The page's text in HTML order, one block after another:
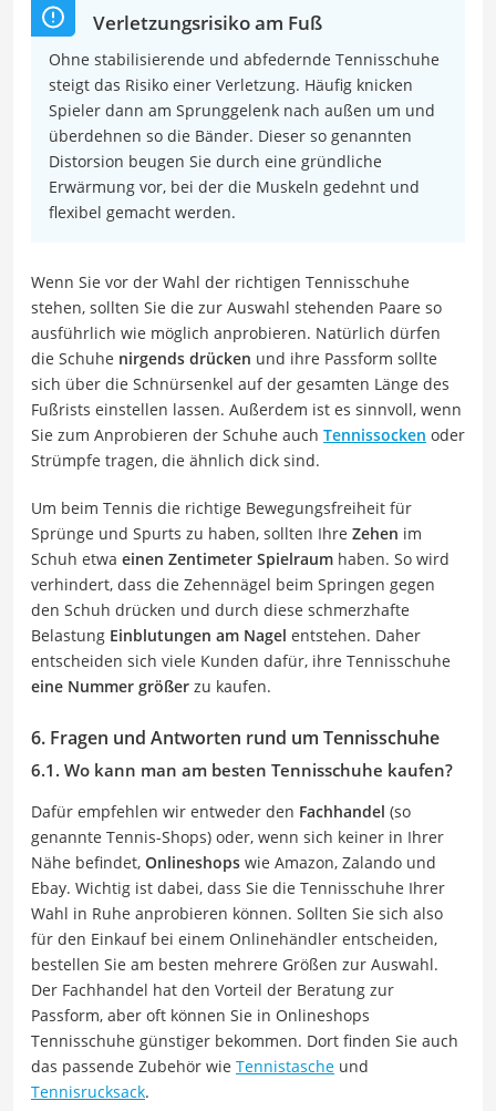
Verletzungsrisiko am Fuß
Ohne stabilisierende und abfedernde Tennisschuhe
steigt das Risiko einer Verletzung. Häufig knicken
Spieler dann am Sprunggelenk nach außen um und
überdehnen so die Bänder. Dieser so genannten
Distorsion beugen Sie durch eine gründliche
Erwärmung vor, bei der die Muskeln gedehnt und
flexibel gemacht werden.
Wenn Sie vor der Wahl der richtigen Tennisschuhe
stehen, sollten Sie die zur Auswahl stehenden Paare so
ausführlich wie möglich anprobieren. Natürlich dürfen
die Schuhe nirgends drücken und ihre Passform sollte
sich über die Schnürsenkel auf der gesamten Länge des
Fußrists einstellen lassen. Außerdem ist es sinnvoll, wenn
Sie zum Anprobieren der Schuhe auch Tennissocken oder
Strümpfe tragen, die ähnlich dick sind.
Um beim Tennis die richtige Bewegungsfreiheit für
Sprünge und Spurts zu haben, sollten Ihre Zehen im
Schuh etwa einen Zentimeter Spielraum haben. So wird
verhindert, dass die Zehennägel beim Springen gegen
den Schuh drücken und durch diese schmerzhafte
Belastung Einblutungen am Nagel entstehen. Daher
entscheiden sich viele Kunden dafür, ihre Tennisschuhe
eine Nummer größer zu kaufen.
6. Fragen und Antworten rund um Tennisschuhe
6.1. Wo kann man am besten Tennisschuhe kaufen?
Dafür empfehlen wir entweder den Fachhandel (so
genannte Tennis-Shops) oder, wenn sich keiner in Ihrer
Nähe befindet, Onlineshops wie Amazon, Zalando und
Ebay. Wichtig ist dabei, dass Sie die Tennisschuhe Ihrer
Wahl in Ruhe anprobieren können. Sollten Sie sich also
für den Einkauf bei einem Onlinehändler entscheiden,
bestellen Sie am besten mehrere Größen zur Auswahl.
Der Fachhandel hat den Vorteil der Beratung zur
Passform, aber oft können Sie in Onlineshops
Tennisschuhe günstiger bekommen. Dort finden Sie auch
das passende Zubehör wie Tennistasche und
Tennisrucksack.